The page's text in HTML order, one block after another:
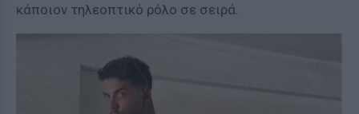
κάποιον τηλεοπτικό ρόλο σε σειρά.